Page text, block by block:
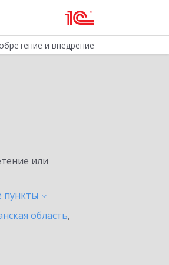
и внедрение
или
пункты
область,